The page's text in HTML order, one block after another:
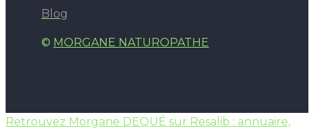
Blog
© MORGANE NATUROPATHE
Retrouvez Morgane DEQUÉ sur Resalib : annuaire,